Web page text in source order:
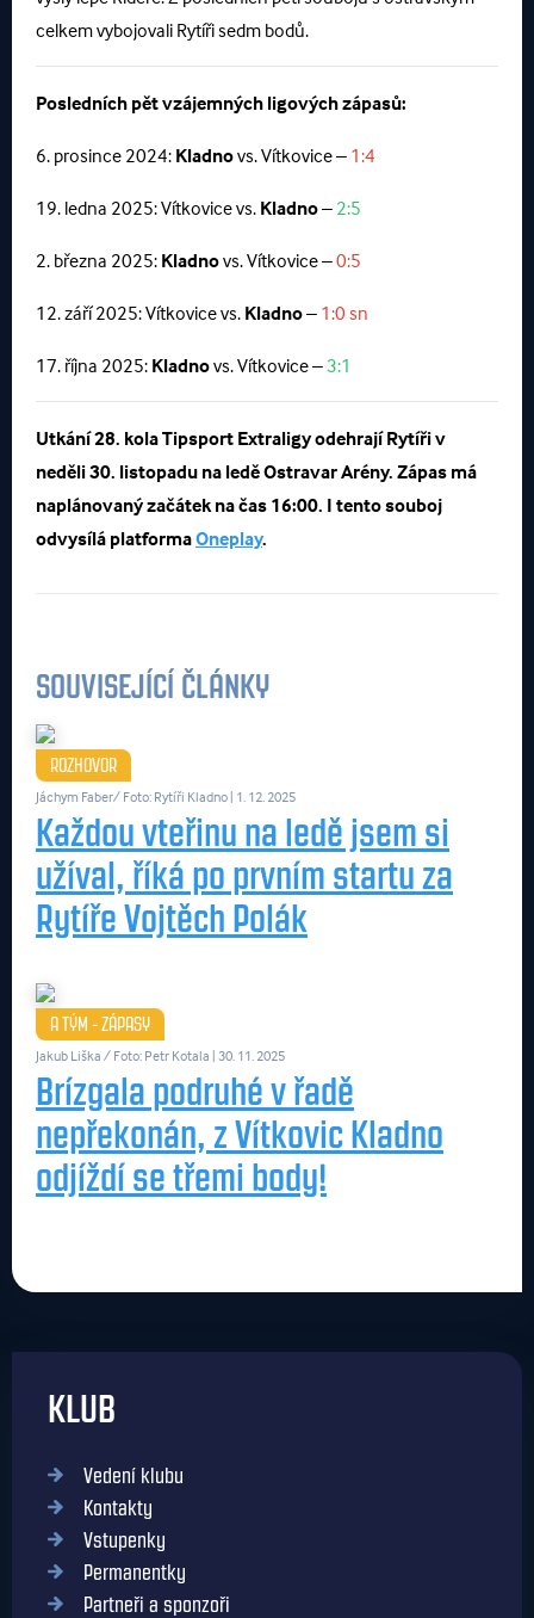
celkem vybojovali Rytíři sedm bodů.
Posledních pět vzájemných ligových zápasů:
6. prosince 2024: Kladnovs. Vítkovice – 1:4
19. ledna 2025: Vítkovice vs. Kladno– 2:5
2. března 2025: Kladnovs. Vítkovice –0:5
12. září 2025: Vítkovice vs. Kladno– 1:0 sn
17. října 2025: Kladnovs. Vítkovice –3:1
Utkání 28. kola Tipsport Extraligy odehrají Rytíři v
neděli 30. listopadu na ledě Ostravar Arény. Zápas má
naplánovaný začátek na čas 16:00. I tento souboj
odvysílá platformaOneplay.
SOUVISEJÍCÍ ČLÁNKY
ROZHOVOR
Jáchym Faber/ Foto: Rytíři Kladno | 1. 12. 2025
Každou vteřinu na ledě jsem si
užíval, říká po prvním startu za
Rytíře Vojtěch Polák
A TÝM - ZÁPASY
Jakub Liška / Foto: Petr Kotala | 30. 11. 2025
Brízgala podruhé v řadě
nepřekonán, z Vítkovic Kladno
odjíždí se třemi body!
KLUB
Vedení klubu
Kontakty
Vstupenky
Permanentky
Partneři a sponzoři